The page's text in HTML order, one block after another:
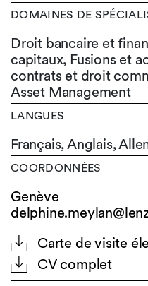
DOMAINES DE
Droit bancaire et
capitaux, Fusions et
contrats et droit
Asset Management
LANGUES
Français,Anglais,
COORDONNÉES
Genève
Carte de visite
CV complet